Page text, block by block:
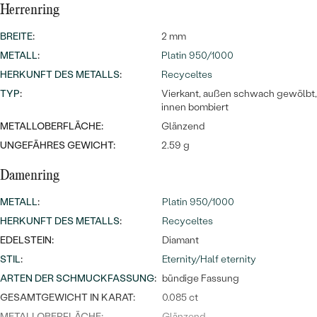
Bestseller
Herrenring
BREITE:
2 mm
METALL:
Platin 950/1000
HERKUNFT DES METALLS:
Recyceltes
TYP:
Vierkant, außen schwach gewölbt,
innen bombiert
METALLOBERFLÄCHE:
Glänzend
UNGEFÄHRES GEWICHT:
2.59 g
Damenring
METALL:
Platin 950/1000
HERKUNFT DES METALLS:
Recyceltes
EDELSTEIN:
Diamant
STIL:
Eternity/Half eternity
ARTEN DER SCHMUCKFASSUNG: bündige Fassung
GESAMTGEWICHT IN KARAT:
0.085 ct